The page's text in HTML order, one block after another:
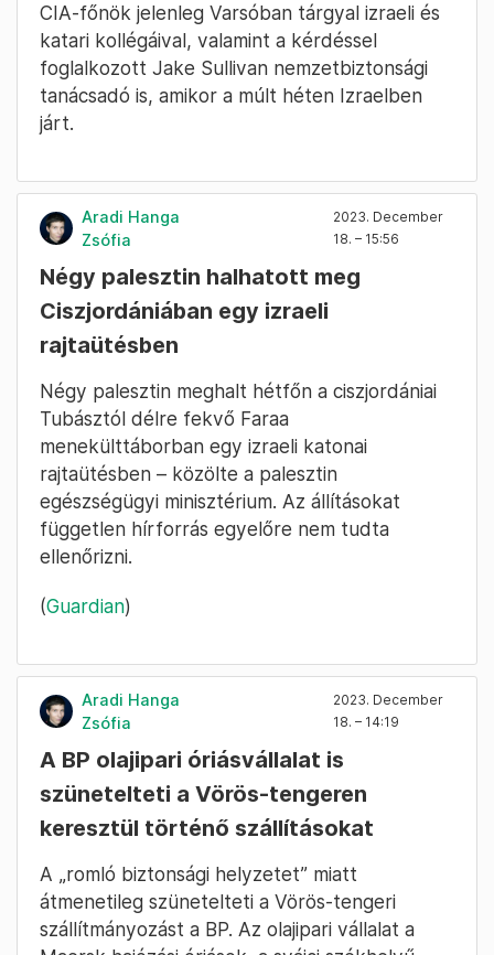
CIA-főnök jelenleg Varsóban tárgyal izraeli és
katari kollégáival, valamint a kérdéssel
foglalkozott Jake Sullivan nemzetbiztonsági
tanácsadó is, amikor a múlt héten Izraelben
járt.
Aradi Hanga
Zsófia
2023. December
18. – 15:56
Négy palesztin halhatott meg
Ciszjordániában egy izraeli
rajtaütésben
Négy palesztin meghalt hétfőn a ciszjordániai
Tubásztól délre fekvő Faraa
menekülttáborban egy izraeli katonai
rajtaütésben – közölte a palesztin
egészségügyi minisztérium. Az állításokat
független hírforrás egyelőre nem tudta
ellenőrizni.
(Guardian)
Aradi Hanga
Zsófia
2023. December
18. – 14:19
A BP olajipari óriásvállalat is
szünetelteti a Vörös-tengeren
keresztül történő szállításokat
A „romló biztonsági helyzetet” miatt
átmenetileg szünetelteti a Vörös-tengeri
szállítmányozást a BP. Az olajipari vállalat a